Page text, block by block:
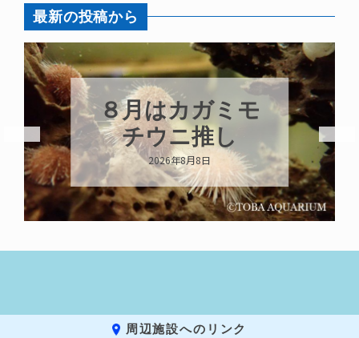
最新の投稿から
新発売！いちこ
キーホルダー
2026年8月8日
周辺施設へのリンク